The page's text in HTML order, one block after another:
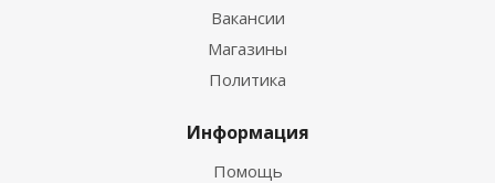
Вакансии
Магазины
Политика
Информация
Помощь